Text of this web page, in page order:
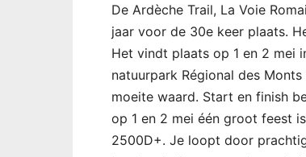
De Ardèche Trail, La Voie
jaar voor de 30e keer plaats.
Het vindt plaats op 1 en 2 mei
natuurpark Régional des
moeite waard. Start en finish
op 1 en 2 mei één groot feest
2500D+. Je loopt door